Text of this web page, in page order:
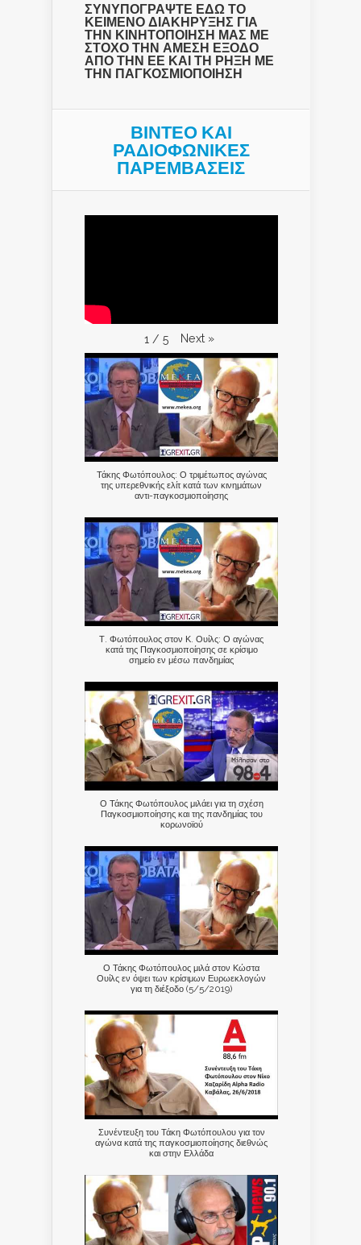
ΣΥΝΥΠΟΓΡΑΨΤΕ ΕΔΩ ΤΟ
ΚΕΙΜΕΝΟ ΔΙΑΚΗΡΥΞΗΣ ΓΙΑ
ΤΗΝ ΚΙΝΗΤΟΠΟΙΗΣΗ ΜΑΣ ΜΕ
ΣΤΟΧΟ ΤΗΝ ΑΜΕΣΗ ΕΞΟΔΟ
ΑΠΟ ΤΗΝ ΕΕ ΚΑΙ ΤΗ ΡΗΞΗ ΜΕ
ΤΗΝ ΠΑΓΚΟΣΜΙΟΠΟΙΗΣΗ
ΒΙΝΤΕΟ ΚΑΙ
ΡΑΔΙΟΦΩΝΙΚΕΣ
ΠΑΡΕΜΒΑΣΕΙΣ
1 / 5 Next »
Τάκης Φωτόπουλος: Ο τριμέτωπος αγώνας
της υπερεθνικής ελίτ κατά των κινημάτων
αντι-παγκοσμιοποίησης
Τ. Φωτόπουλος στον Κ. Ουίλς: Ο αγώνας
κατά της Παγκοσμιοποίησης σε κρίσιμο
σημείο εν μέσω πανδημίας
Ο Τάκης Φωτόπουλος μιλάει για τη σχέση
Παγκοσμιοποίησης και της πανδημίας του
κορωνοϊού
Ο Τάκης Φωτόπουλος μιλά στον Κώστα
Ουίλς εν όψει των κρίσιμων Ευρωεκλογών
για τη διέξοδο (5/5/2019)
Συνέντευξη του Τάκη Φωτόπουλου για τον
αγώνα κατά της παγκοσμιοποίησης διεθνώς
και στην Ελλάδα